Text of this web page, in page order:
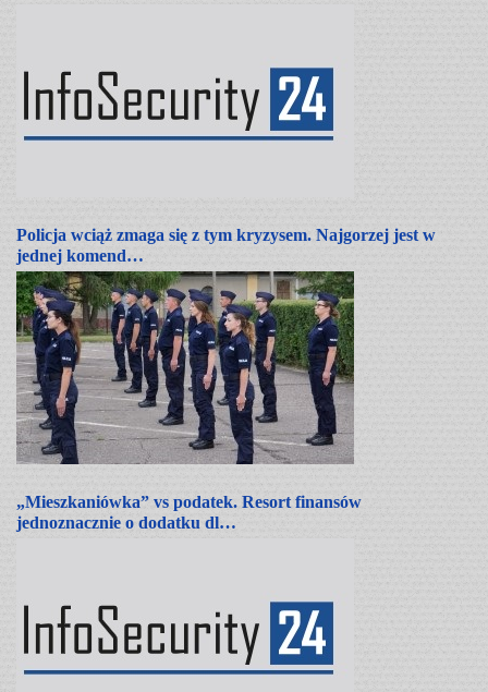
Policja wciąż zmaga się z tym kryzysem. Najgorzej jest w
jednej komend…
„Mieszkaniówka” vs podatek. Resort finansów
jednoznacznie o dodatku dl…